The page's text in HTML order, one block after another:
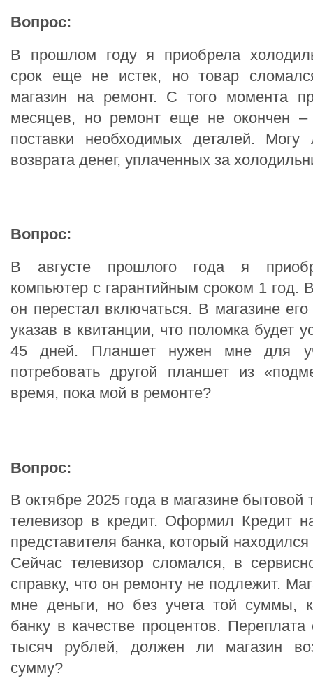
Вопрос:
В прошлом году я приобрела
срок еще не истек, но товар
магазин на ремонт. С того момента
месяцев, но ремонт еще не окончен –
поставки необходимых деталей. Могу
возврата денег, уплаченных за
Вопрос:
В августе прошлого года я
компьютер с гарантийным сроком 1 год.
он перестал включаться. В магазине
указав в квитанции, что поломка будет
45 дней. Планшет нужен мне для
потребовать другой планшет из
время, пока мой в ремонте?
Вопрос:
В октябре 2025 года в магазине бытовой
телевизор в кредит. Оформил Кредит
представителя банка, который
Сейчас телевизор сломался, в
справку, что он ремонту не подлежит.
мне деньги, но без учета той суммы,
банку в качестве процентов.
тысяч рублей, должен ли магазин
сумму?